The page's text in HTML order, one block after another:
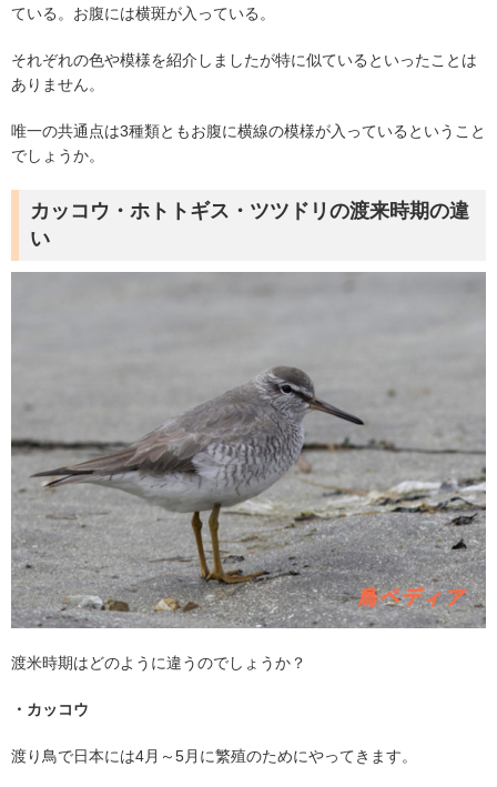
ている。お腹には横斑が入っている。
それぞれの色や模様を紹介しましたが特に似ているといったことは
ありません。
唯一の共通点は3種類ともお腹に横線の模様が入っているということ
でしょうか。
カッコウ・ホトトギス・ツツドリの渡来時期の違
い
渡米時期はどのように違うのでしょうか？
・カッコウ
渡り鳥で日本には4月～5月に繁殖のためにやってきます。